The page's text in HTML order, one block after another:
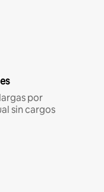
por
sin cargos